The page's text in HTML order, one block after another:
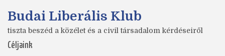
Budai Liberális Klub
tiszta beszéd a közélet és a civil társadalom kérdéseiről
Céljaink